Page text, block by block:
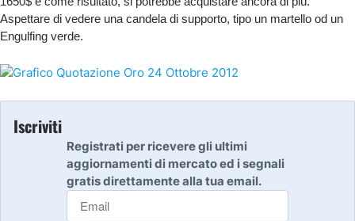
Aspettare di vedere una candela di supporto, tipo un martello od un
Engulfing verde.
Iscriviti
Registrati per ricevere gli ultimi
aggiornamenti di mercato ed i segnali
gratis direttamente alla tua email.